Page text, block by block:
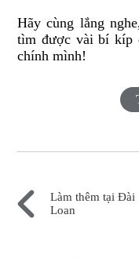
Hãy cùng lắng
tìm được vài bí kíp
chính mình!
Làm thêm tại Đài
Loan